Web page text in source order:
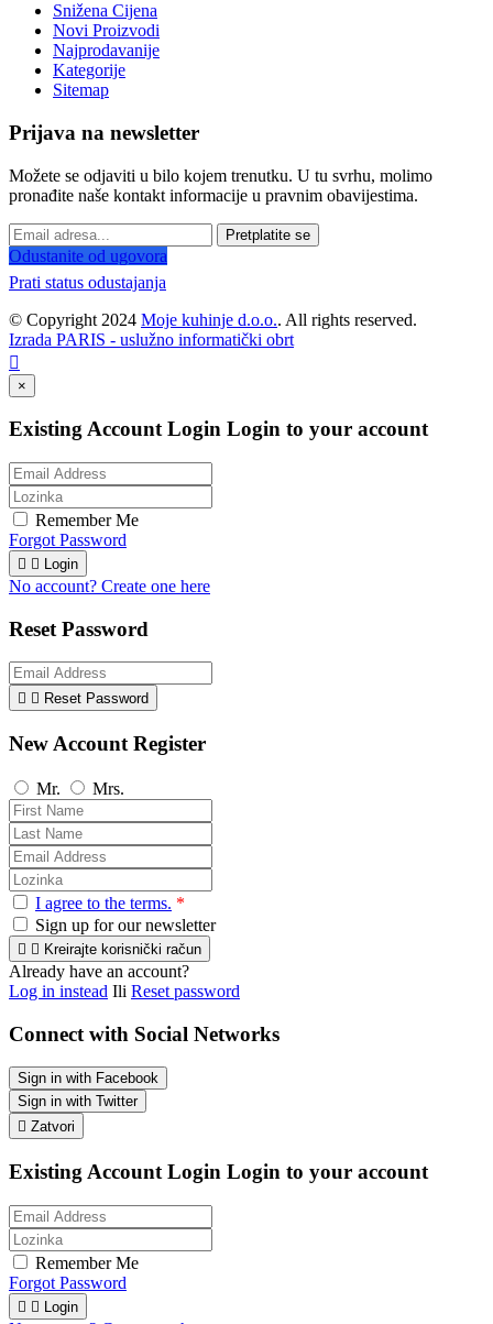
Snižena Cijena
Novi Proizvodi
Najprodavanije
Kategorije
Sitemap
Prijava na newsletter
Možete se odjaviti u bilo kojem trenutku. U tu svrhu, molimo
pronađite naše kontakt informacije u pravnim obavijestima.
Pretplatite se
Odustanite od ugovora
Prati status odustajanja
© Copyright 2024 Moje kuhinje d.o.o.. All rights reserved.
Izrada PARIS - uslužno informatički obrt

×
Existing Account Login Login to your account
Remember Me
Forgot Password
  Login
No account? Create one here
Reset Password
  Reset Password
New Account Register
Mr. Mrs.
I agree to the terms. *
Sign up for our newsletter
  Kreirajte korisnički račun
Already have an account?
Log in instead Ili Reset password
Connect with Social Networks
Sign in with Facebook
Sign in with Twitter
 Zatvori
Existing Account Login Login to your account
Remember Me
Forgot Password
  Login